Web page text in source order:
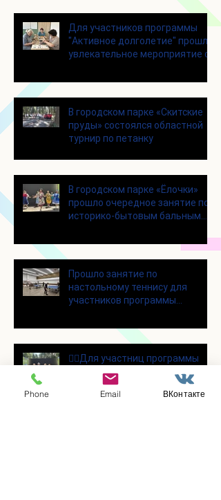
Для участников программы
"Активное долголетие" прошло
увлекательное мероприятие с
играми
В городском парке «Скитские
пруды» состоялся областной
турнир по петанку
В городском парке «Ёлочки»
прошло очередное занятие по
историко-бытовым бальным
Прошло занятие по
настольному теннису для
участников программы
👯‍♀️Для участниц программы
«Активное долголетие»
прошло очередное занятие по
дефиле
Phone Email ВКонтакте